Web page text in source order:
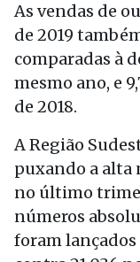
As vendas de
de 2019
comparadas à
mesmo ano, e
de 2018.
A Região
puxando a alta
no último
números
foram lançados